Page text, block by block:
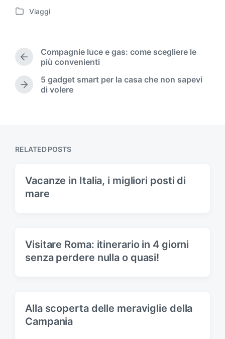
P
e
n
Viaggi
P
e
v
o
:
Compagnie luce e gas: come scegliere le
più convenienti
N
s
5 gadget smart per la casa che non sapevi
di volere
RELATED POSTS
Vacanze in Italia, i migliori posti di
mare
Visitare Roma: itinerario in 4 giorni
senza perdere nulla o quasi!
Alla scoperta delle meraviglie della
Campania